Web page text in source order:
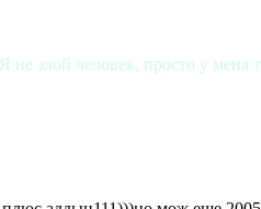
Я не злой человек, просто у меня